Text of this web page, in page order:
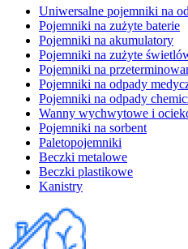
Uniwersalne pojemniki na
Pojemniki na zużyte baterie
Pojemniki na akumulatory
Pojemniki na zużyte
Pojemniki na
Pojemniki na odpady
Pojemniki na odpady
Wanny wychwytowe i
Pojemniki na sorbent
Paletopojemniki
Beczki metalowe
Beczki plastikowe
Kanistry